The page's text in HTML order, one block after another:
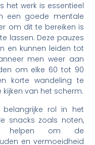
het werk is essentieel
een goede mentale
om dit te bereiken is
lassen. Deze pauzes
en kunnen leiden tot
men weer aan
om elke 60 tot 90
korte wandeling te
van het scherm.
rol in het
snacks zoals noten,
helpen om de
en vermoeidheid